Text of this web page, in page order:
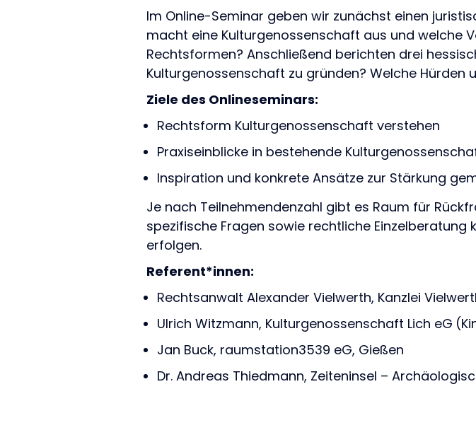
Im Online-Seminar geben wir zunächst einen
macht eine Kulturgenossenschaft aus und welche
Rechtsformen? Anschließend berichten drei
Kulturgenossenschaft zu gründen? Welche Hürden
Ziele des Onlineseminars:
Rechtsform Kulturgenossenschaft verstehen
Praxiseinblicke in bestehende
Inspiration und konkrete Ansätze zur Stärkung
Je nach Teilnehmendenzahl gibt es Raum für
spezifische Fragen sowie rechtliche
erfolgen.
Referent*innen:
Rechtsanwalt Alexander Vielwerth, Kanzlei
Ulrich Witzmann, Kulturgenossenschaft Lich eG
Jan Buck, raumstation3539 eG, Gießen
Dr. Andreas Thiedmann, Zeiteninsel –